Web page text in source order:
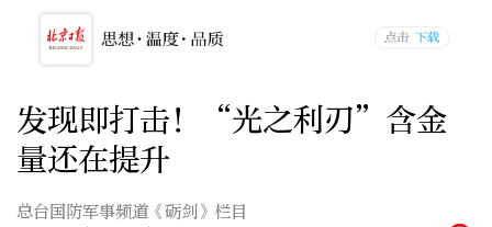
发现即打击！“光之利刃”含金
量还在提升
总台国防军事频道《砺剑》栏目